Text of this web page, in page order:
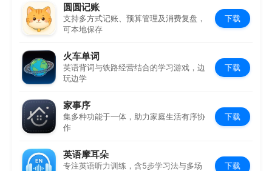
圆圆记账
支持多方式记账、预算管理及消费复盘，
可本地保存
下载
火车单词
英语背词与铁路经营结合的学习游戏，边
玩边学
下载
家事序
集多种功能于一体，助力家庭生活有序协
作
下载
英语摩耳朵
专注英语听力训练，含5步学习法与多场
下载